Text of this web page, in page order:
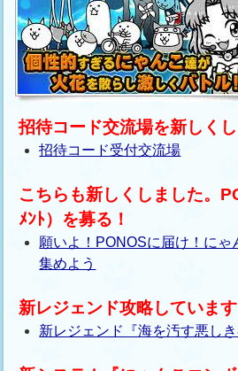
招待コード交流場を新しくし
招待コード受付交流場
こちらも新しくしました。
ﾒﾝﾄ）を募る！
願いよ！PONOSに届け！にゃ
集めよう
新レジェンド攻略しています
新レジェンド『海を汚す悪し